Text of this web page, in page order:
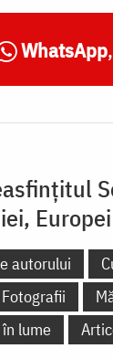
WhatsApp,
autorului
Fotografii
lume